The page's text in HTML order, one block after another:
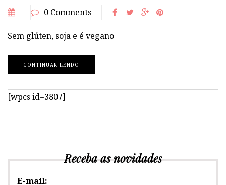
0 Comments
Sem glúten, soja e é vegano
CONTINUAR LENDO
[wpcs id=3807]
Receba as novidades
E-mail: